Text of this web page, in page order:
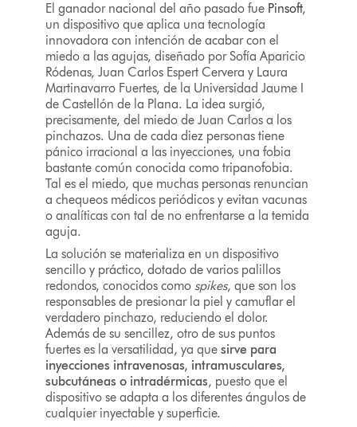
El ganador nacional del año pasado fue Pinsoft,
un dispositivo que aplica una tecnología
innovadora con intención de acabar con el
miedo a las agujas, diseñado por Sofía Aparicio
Ródenas, Juan Carlos Espert Cervera y Laura
Martinavarro Fuertes, de la Universidad Jaume I
de Castellón de la Plana. La idea surgió,
precisamente, del miedo de Juan Carlos a los
pinchazos. Una de cada diez personas tiene
pánico irracional a las inyecciones, una fobia
bastante común conocida como tripanofobia.
Tal es el miedo, que muchas personas renuncian
a chequeos médicos periódicos y evitan vacunas
o analíticas con tal de no enfrentarse a la temida
aguja.
La solución se materializa en un dispositivo
sencillo y práctico, dotado de varios palillos
redondos, conocidos como spikes, que son los
responsables de presionar la piel y camuflar el
verdadero pinchazo, reduciendo el dolor.
Además de su sencillez, otro de sus puntos
fuertes es la versatilidad, ya que sirve para
inyecciones intravenosas, intramusculares,
subcutáneas o intradérmicas, puesto que el
dispositivo se adapta a los diferentes ángulos de
cualquier inyectable y superficie.